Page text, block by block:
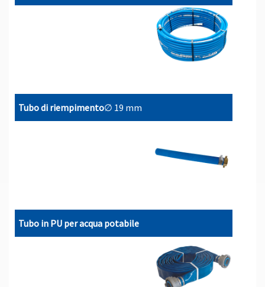
Tubo di riempimento∅ 19 mm
Tubo in PU per acqua potabile